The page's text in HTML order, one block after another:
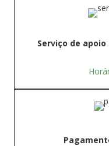
Serviço de